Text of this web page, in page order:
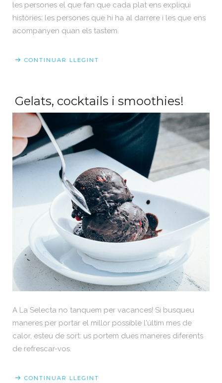
les persones el que fan que cada plat ens expliqui
històries: les persones que hi ha al darrere i les que ens
acompanyen quan els tastem.
CONTINUAR LLEGINT
Gelats, cocktails i smoothies!
A La Selecta no tanquem per vacances! Si busqueu
maneres per portar el millor possible l'últim mes de
calor, esteu de sort: us portem dues maneres diferents
de refrescar-vos.
CONTINUAR LLEGINT